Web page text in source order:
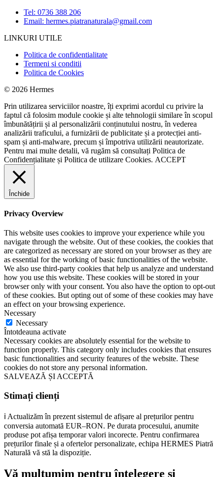
Tel: 0736 388 206
Email: hermes.piatranaturala@gmail.com
LINKURI UTILE
Politica de confidentialitate
Termeni si conditii
Politica de Cookies
© 2026 Hermes
Prin utilizarea serviciilor noastre, îți exprimi acordul cu privire la
faptul că folosim module cookie și alte tehnologii similare în scopul
îmbunătățirii și al personalizării conținutului nostru, în vederea
analizării traficului, a furnizării de publicitate și a protecției anti-
spam și anti-malware, precum și împotriva utilizării neautorizate.
Pentru mai multe detalii, vă rugăm să consultați Politica de
Confidențialitate și Politica de utilizare Cookies. ACCEPT
Închide
Privacy Overview
This website uses cookies to improve your experience while you
navigate through the website. Out of these cookies, the cookies that
are categorized as necessary are stored on your browser as they are
as essential for the working of basic functionalities of the website.
We also use third-party cookies that help us analyze and understand
how you use this website. These cookies will be stored in your
browser only with your consent. You also have the option to opt-out
of these cookies. But opting out of some of these cookies may have
an effect on your browsing experience.
Necessary
Necessary
Întotdeauna activate
Necessary cookies are absolutely essential for the website to
function properly. This category only includes cookies that ensures
basic functionalities and security features of the website. These
cookies do not store any personal information.
SALVEAZĂ ȘI ACCEPTĂ
Stimați clienți
ℹ️ Actualizăm în prezent sistemul de afișare al prețurilor pentru
conversia automată EUR–RON. Pe durata procesului, anumite
produse pot afișa temporar valori incorecte. Pentru confirmarea
prețurilor finale și a ofertelor personalizate, echipa HERMES Piatră
Naturală vă stă la dispoziție.
Vă mulțumim pentru înțelegere și